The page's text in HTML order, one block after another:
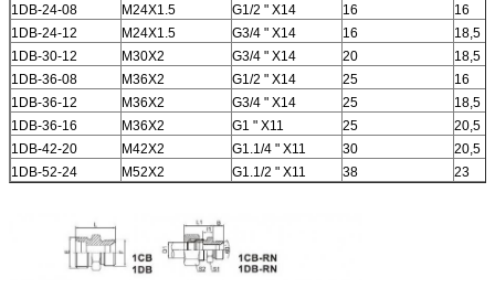
1DB-24-08
M24X1.5 G1/2 " X14 16
16
1DB-24-12
M24X1.5 G3/4 " X14 16
18,5
1DB-30-12
M30X2 G3/4 " X14 20
18,5
1DB-36-08
M36X2 G1/2 " X14 25
16
1DB-36-12
M36X2 G3/4 " X14 25
18,5
1DB-36-16
M36X2 G1 " X11 25
20,5
1DB-42-20
M42X2 G1.1/4 " X11 30
20,5
1DB-52-24
M52X2 G1.1/2 " X11 38 23